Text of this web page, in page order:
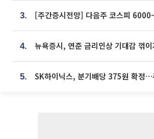
3.
4.
5.